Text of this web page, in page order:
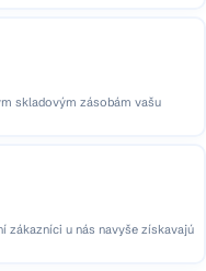
skladovým zásobám vašu
zákazníci u nás navyše získavajú